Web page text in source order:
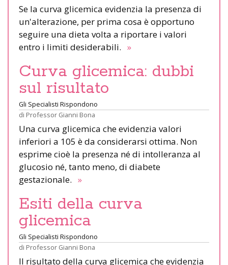
Se la curva glicemica evidenzia la presenza di
un'alterazione, per prima cosa è opportuno
seguire una dieta volta a riportare i valori
entro i limiti desiderabili. »
Curva glicemica: dubbi
sul risultato
Gli Specialisti Rispondono
di Professor Gianni Bona
Una curva glicemica che evidenzia valori
inferiori a 105 è da considerarsi ottima. Non
esprime cioè la presenza né di intolleranza al
glucosio né, tanto meno, di diabete
gestazionale. »
Esiti della curva
glicemica
Gli Specialisti Rispondono
di Professor Gianni Bona
Il risultato della curva glicemica che evidenzia